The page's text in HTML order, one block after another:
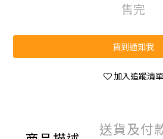
售完
貨到通知我
加入追蹤清單
送貨及付